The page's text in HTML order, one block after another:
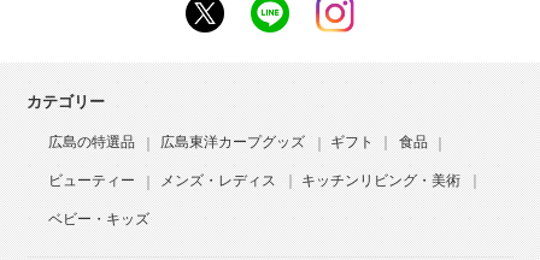
カテゴリー
広島の特選品 広島東洋カープグッズ ギフト 食品
ビューティー メンズ・レディス キッチンリビング・美術
ベビー・キッズ